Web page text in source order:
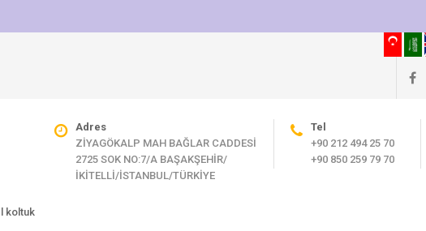
koltuk
Adres
ZİYAGÖKALP MAH BAĞLAR CADDESİ
2725 SOK NO:7/A BAŞAKŞEHİR/
İKİTELLİ/İSTANBUL/TÜRKİYE
Tel
+90 212 494 25 70
+90 850 259 79 70